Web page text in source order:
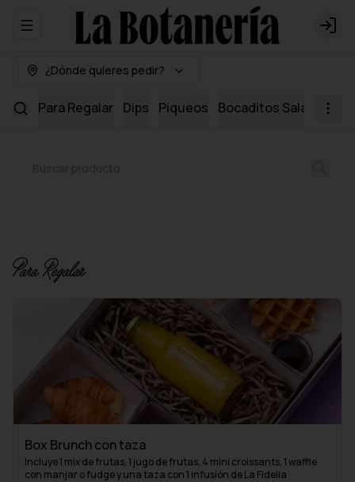
Abrir menu de navegación Login
¿Dónde quieres pedir?
Para Regalar Dips Piqueos Bocaditos Salados
Para Regalar
Box Brunch con taza
Incluye 1 mix de frutas, 1 jugo de frutas, 4 mini croissants, 1 waffle
con manjar o fudge y una taza con 1 infusión de La Fidelia